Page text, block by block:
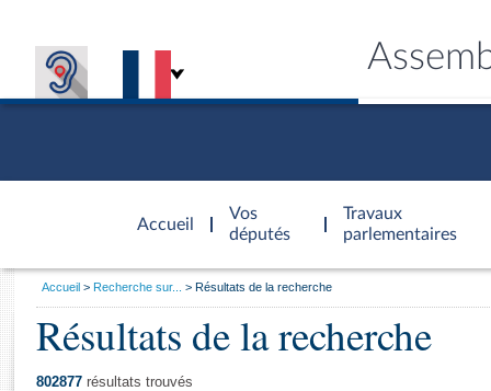
Accueil
d'accueil
Vos
députés
Travaux
parlementaires
Général
Vous
Accueil Recherche sur... Résultats de la recherche
Résultats de la recherche
802877 résultats trouvés